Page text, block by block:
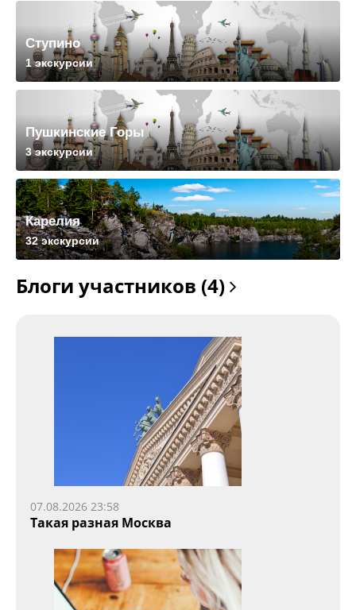
Ступино
1 экскурсии
Пушкинские Горы
3 экскурсии
Карелия
32 экскурсии
Блоги участников (4)
07.08.2026 23:58
Такая разная Москва